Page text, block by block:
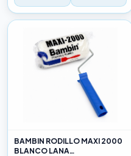
BAMBIN RODILLO MAXI 2000
BLANCO LANA